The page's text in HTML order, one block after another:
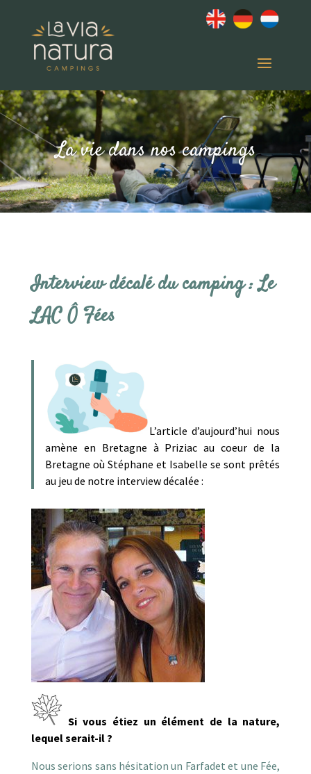
La vie dans nos campings
Interview décalé du camping : Le
LAC Ô Fées
L’article d’aujourd’hui nous
amène en Bretagne à Priziac au coeur de la
Bretagne où Stéphane et Isabelle se sont prêtés
au jeu de notre interview décalée :
Si vous étiez un élément de la nature,
lequel serait-il ?
Nous serions sans hésitation un Farfadet et une Fée,